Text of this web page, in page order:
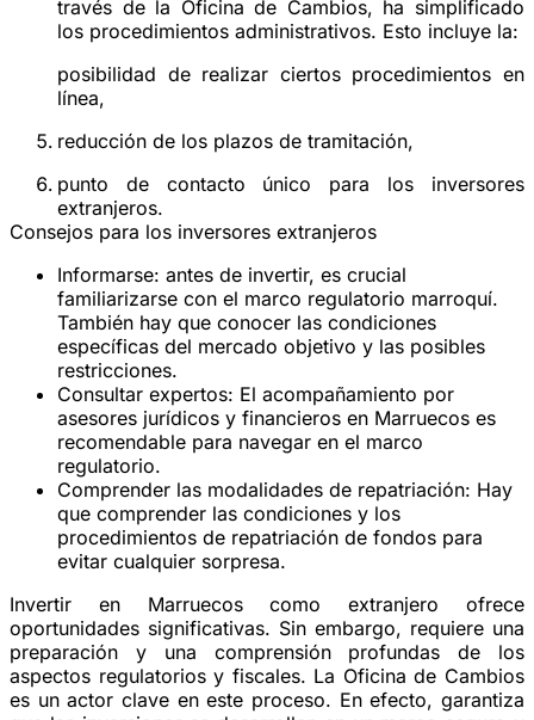
través de la Oficina de Cambios, ha simplificado
los procedimientos administrativos. Esto incluye la:
posibilidad de realizar ciertos procedimientos en
línea,
reducción de los plazos de tramitación,
punto de contacto único para los inversores
extranjeros.
Consejos para los inversores extranjeros
Informarse: antes de invertir, es crucial
familiarizarse con el marco regulatorio marroquí.
También hay que conocer las condiciones
específicas del mercado objetivo y las posibles
restricciones.
Consultar expertos: El acompañamiento por
asesores jurídicos y financieros en Marruecos es
recomendable para navegar en el marco
regulatorio.
Comprender las modalidades de repatriación: Hay
que comprender las condiciones y los
procedimientos de repatriación de fondos para
evitar cualquier sorpresa.
Invertir en Marruecos como extranjero ofrece
oportunidades significativas. Sin embargo, requiere una
preparación y una comprensión profundas de los
aspectos regulatorios y fiscales. La Oficina de Cambios
es un actor clave en este proceso. En efecto, garantiza